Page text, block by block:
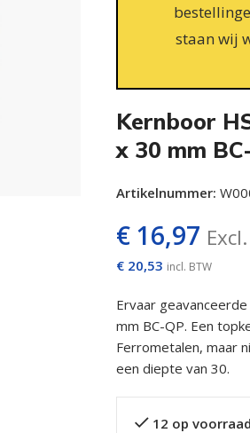
staan wij
Kernboor
x 30 mm
Artikelnummer:
€ 16,97
€ 20,53 incl. BTW
Ervaar
mm BC-QP. Een
Ferrometalen, maar
een diepte van 30.
12 op voorraad